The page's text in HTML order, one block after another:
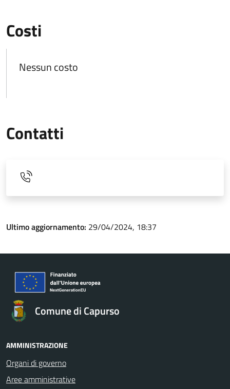
Costi
Nessun costo
Contatti
Ultimo aggiornamento: 29/04/2024, 18:37
Comune di Capurso
AMMINISTRAZIONE
Organi di governo
Aree amministrative